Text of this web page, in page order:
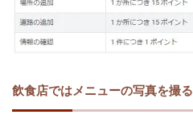
飲食店ではメニューの写真を撮る